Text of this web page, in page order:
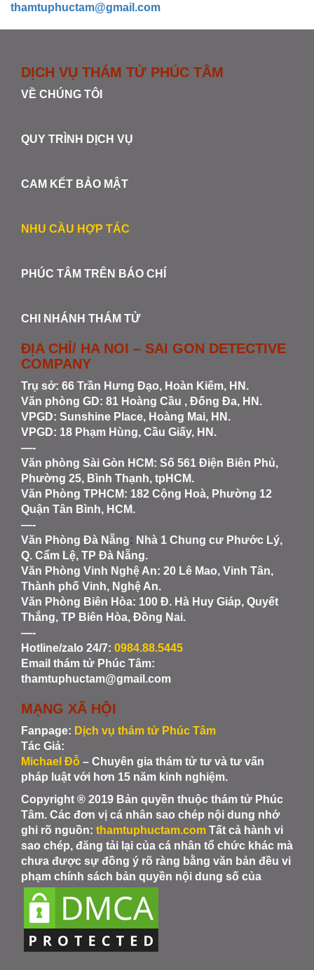
thamtuphuctam@gmail.com
DỊCH VỤ THÁM TỬ PHÚC TÂM
VỀ CHÚNG TÔI
QUY TRÌNH DỊCH VỤ
CAM KẾT BẢO MẬT
NHU CẦU HỢP TÁC
PHÚC TÂM TRÊN BÁO CHÍ
CHI NHÁNH THÁM TỬ
ĐỊA CHỈ/ HA NOI – SAI GON DETECTIVE
COMPANY
Trụ sở: 66 Trần Hưng Đạo, Hoàn Kiếm, HN.
Văn phòng GD: 81 Hoàng Cầu , Đống Đa, HN.
VPGD: Sunshine Place, Hoàng Mai, HN.
VPGD: 18 Phạm Hùng, Cầu Giấy, HN.
—-
Văn phòng Sài Gòn HCM: Số 561 Điện Biên Phủ,
Phường 25, Bình Thạnh, tpHCM.
Văn Phòng TPHCM: 182 Cộng Hoà, Phường 12
Quận Tân Bình, HCM.
—-
Văn Phòng Đà Nẵng: Nhà 1 Chung cư Phước Lý,
Q. Cẩm Lệ, TP Đà Nẵng.
Văn Phòng Vinh Nghệ An: 20 Lê Mao, Vinh Tân,
Thành phố Vinh, Nghệ An.
Văn Phòng Biên Hòa: 100 Đ. Hà Huy Giáp, Quyết
Thắng, TP Biên Hòa, Đồng Nai.
—-
Hotline/zalo 24/7: 0984.88.5445
Email thám tử Phúc Tâm:
thamtuphuctam@gmail.com
MẠNG XÃ HỘI
Fanpage: Dịch vụ thám tử Phúc Tâm
Tác Giả:
Michael Đỗ – Chuyên gia thám tử tư và tư vấn
pháp luật với hơn 15 năm kinh nghiệm.
Copyright ® 2019 Bản quyền thuộc thám tử Phúc
Tâm. Các đơn vị cá nhân sao chép nội dung nhớ
ghi rõ nguồn: thamtuphuctam.com Tất cả hành vi
sao chép, đăng tải lại của cá nhân tổ chức khác mà
chưa được sự đồng ý rõ ràng bằng văn bản đều vi
phạm chính sách bản quyền nội dung số của